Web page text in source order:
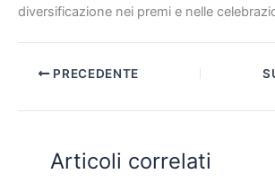
diversificazione nei premi e nelle
PRECEDENTE
Articoli correlati